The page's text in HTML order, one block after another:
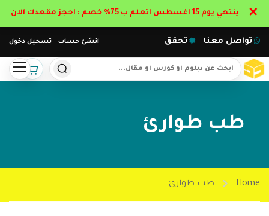
انشئ حساب تسجيل دخول تواصل معنا تحقق
طب طوارئ
Home طب طوارئ
ينتهي يوم 15 اغسطس اتعلم ب 75% خصم : احجز مقعدك الان ✕